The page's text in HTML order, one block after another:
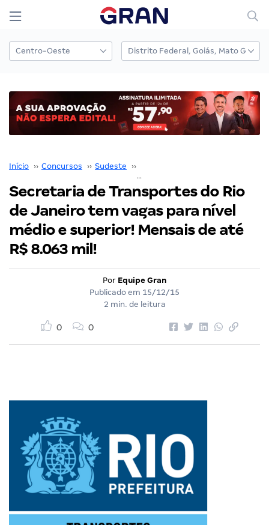
Início ›› Concursos ›› Sudeste ››
Secretaria de Transportes do Rio
de Janeiro tem vagas para nível
médio e superior! Mensais de até
R$ 8.063 mil!
Por Equipe Gran
Publicado em 15/12/15
2 min. de leitura
0 0